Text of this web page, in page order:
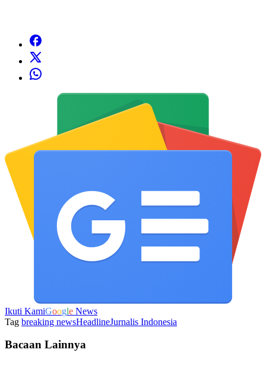
Ikuti KamiGoogle News
Tag breaking newsHeadlineJurnalis Indonesia
Bacaan Lainnya